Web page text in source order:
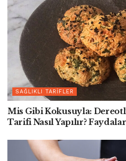
SAĞLIKLI TARIFLER
Mis Gibi Kokusuyla:
Tarifi Nasıl Yapılır?